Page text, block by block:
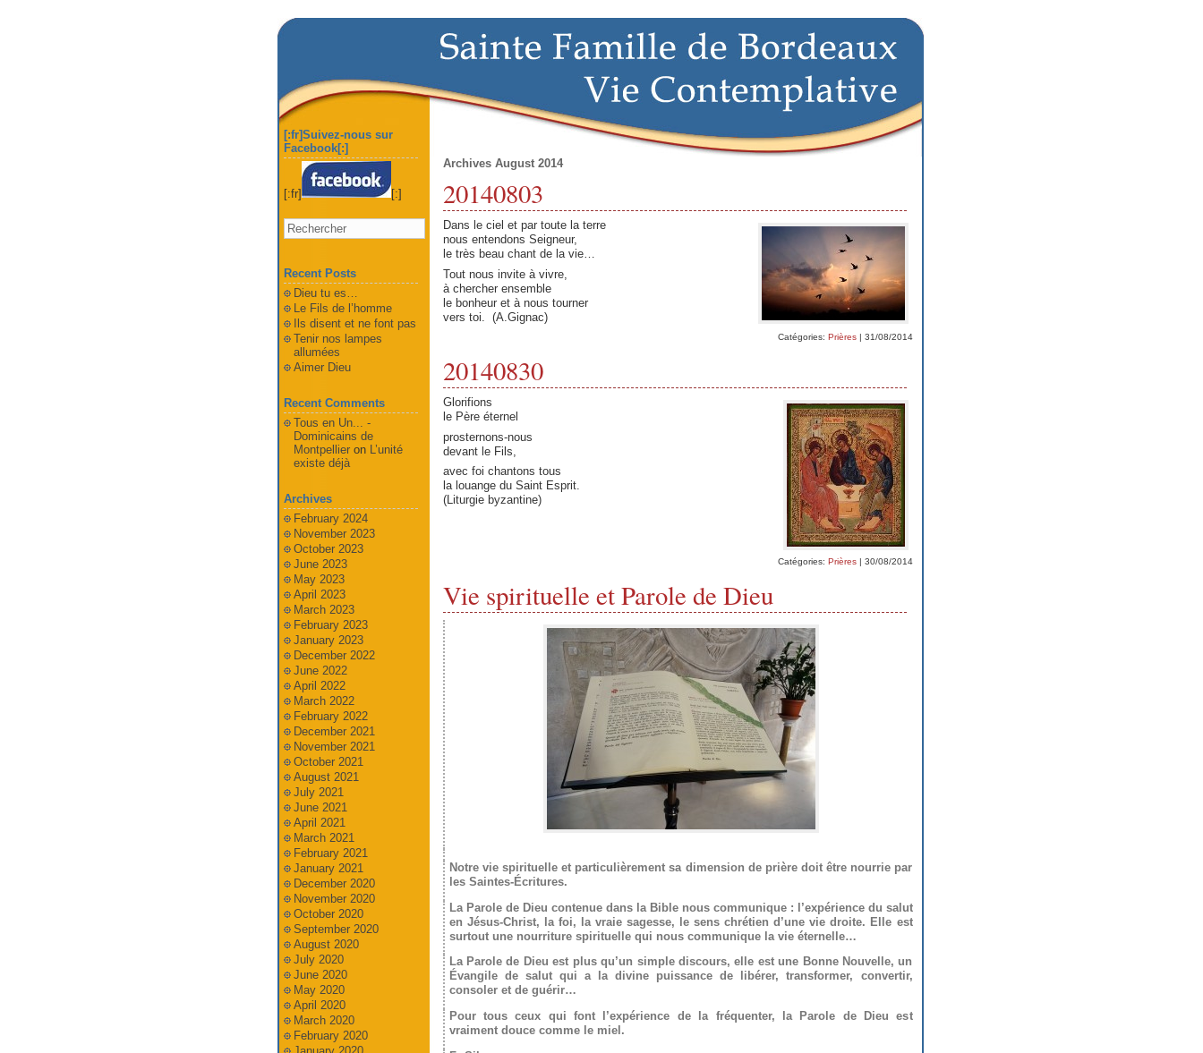
Archives August 2014
20140803
Dans le ciel et par toute la terre
nous entendons Seigneur,
le très beau chant de la vie…
Tout nous invite à vivre,
à chercher ensemble
le bonheur et à nous tourner
vers toi. (A.Gignac)
Catégories: Prières| 31/08/2014
20140830
Glorifions
le Père éternel
prosternons-nous
devant le Fils,
avec foi chantons tous
la louange du Saint Esprit.
(Liturgie byzantine)
Catégories: Prières| 30/08/2014
Vie spirituelle et Parole de Dieu
Notre vie spirituelle et particulièrement sa dimension de prière doit être nourrie par
les Saintes-Écritures.
La Parole de Dieu contenue dans la Bible nous communique : l’expérience du salut
en Jésus-Christ, la foi, la vraie sagesse, le sens chrétien d’une vie droite. Elle est
surtout une nourriture spirituelle qui nous communique la vie éternelle…
La Parole de Dieu est plus qu’un simple discours, elle est une Bonne Nouvelle, un
Évangile de salut qui a la divine puissance de libérer, transformer, convertir,
consoler et de guérir…
Pour tous ceux qui font l’expérience de la fréquenter, la Parole de Dieu est
vraiment douce comme le miel.
[:fr]Suivez-nous sur
Facebook[:]
[:fr] [:]
Recent Posts
Dieu tu es…
Le Fils de l’homme
Ils disent et ne font pas
Tenir nos lampes
allumées
Aimer Dieu
Recent Comments
Tous en Un... -
Dominicains de
Montpellieron L’unité
existe déjà
Archives
February 2024
November 2023
October 2023
June 2023
May 2023
April 2023
March 2023
February 2023
January 2023
December 2022
June 2022
April 2022
March 2022
February 2022
December 2021
November 2021
October 2021
August 2021
July 2021
June 2021
April 2021
March 2021
February 2021
January 2021
December 2020
November 2020
October 2020
September 2020
August 2020
July 2020
June 2020
May 2020
April 2020
March 2020
February 2020